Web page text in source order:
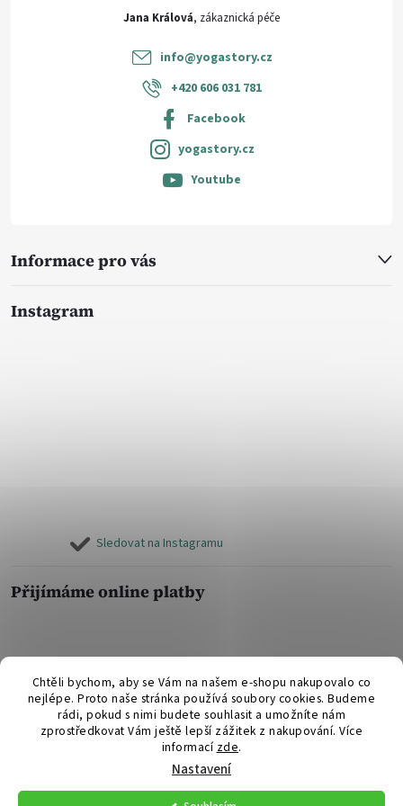
Chtěli bychom, aby se Vám na našem e-shopu nakupovalo co
nejlépe. Proto naše stránka používá soubory cookies. Budeme
rádi, pokud s nimi budete souhlasit a umožníte nám
zprostředkovat Vám ještě lepší zážitek z nakupování. Více
informací zde.
Nastavení
Jana Králová
info@yogastory.cz
+420 606 031 781
Facebook
yogastory.cz
Youtube
Informace pro vás
Instagram
Sledovat na Instagramu
Přijímáme online platby
Vytvořil Shoptet
Copyright 2026Yoga Story. Všechna práva vyhrazena.Upravit nastavení
cookies